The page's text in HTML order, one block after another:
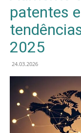
patentes
2025
24.03.2026